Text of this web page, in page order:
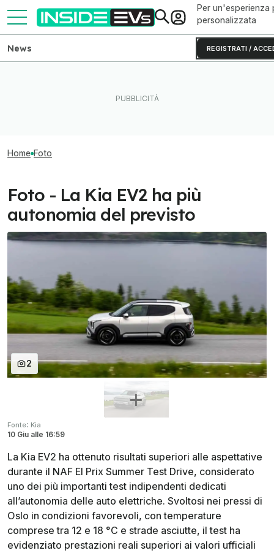
Per un'esperienza
personalizzata
REGISTRATI /
News
Home Foto
Foto - La Kia EV2 ha più
autonomia del previsto
2
Fonte: Kia
10 Giu alle 16:59
La Kia EV2 ha ottenuto risultati superiori alle aspettative
durante il NAF El Prix Summer Test Drive, considerato
uno dei più importanti test indipendenti dedicati
all’autonomia delle auto elettriche. Svoltosi nei pressi di
Oslo in condizioni favorevoli, con temperature
comprese tra 12 e 18 °C e strade asciutte, il test ha
evidenziato prestazioni reali superiori ai valori ufficiali